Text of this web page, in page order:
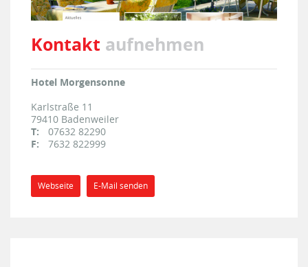
Kontakt aufnehmen
Hotel Morgensonne
Karlstraße 11
79410 Badenweiler
T:
07632 82290
F:
7632 822999
Webseite E-Mail senden